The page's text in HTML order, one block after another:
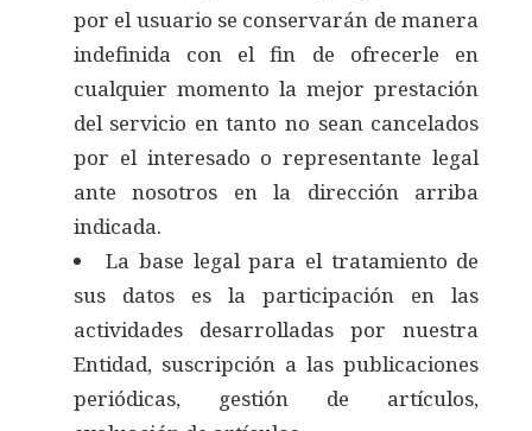
por el usuario se conservarán de manera
indefinida con el fin de ofrecerle en
cualquier momento la mejor prestación
del servicio en tanto no sean cancelados
por el interesado o representante legal
ante nosotros en la dirección arriba
indicada.
La base legal para el tratamiento de
sus datos es la participación en las
actividades desarrolladas por nuestra
Entidad, suscripción a las publicaciones
periódicas, gestión de artículos,